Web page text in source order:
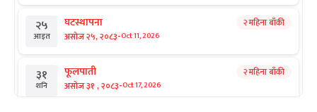
२५
आइत
घटस्थापना
असोज २५, २०८३-Oct 11, 2026
२ महिना बाँकी
३१
शनि
फूलपाती
असोज ३१ , २०८३-Oct 17, 2026
२ महिना बाँकी